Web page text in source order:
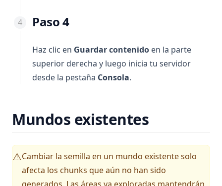
Paso 4
Haz clic en Guardar contenido en la parte
superior derecha y luego inicia tu servidor
desde la pestaña Consola.
Mundos existentes
⚠️Cambiar la semilla en un mundo existente solo
afecta los chunks que aún no han sido